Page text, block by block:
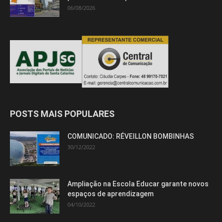
06/08/2026
POSTS MAIS POPULARES
COMUNICADO: RÉVEILLON BOMBINHAS
30/12/2022
Ampliação na Escola Educar garante novos
espaços de aprendizagem
04/10/2022